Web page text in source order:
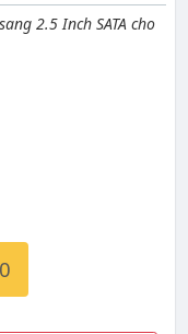
2.5 Inch SATA cho